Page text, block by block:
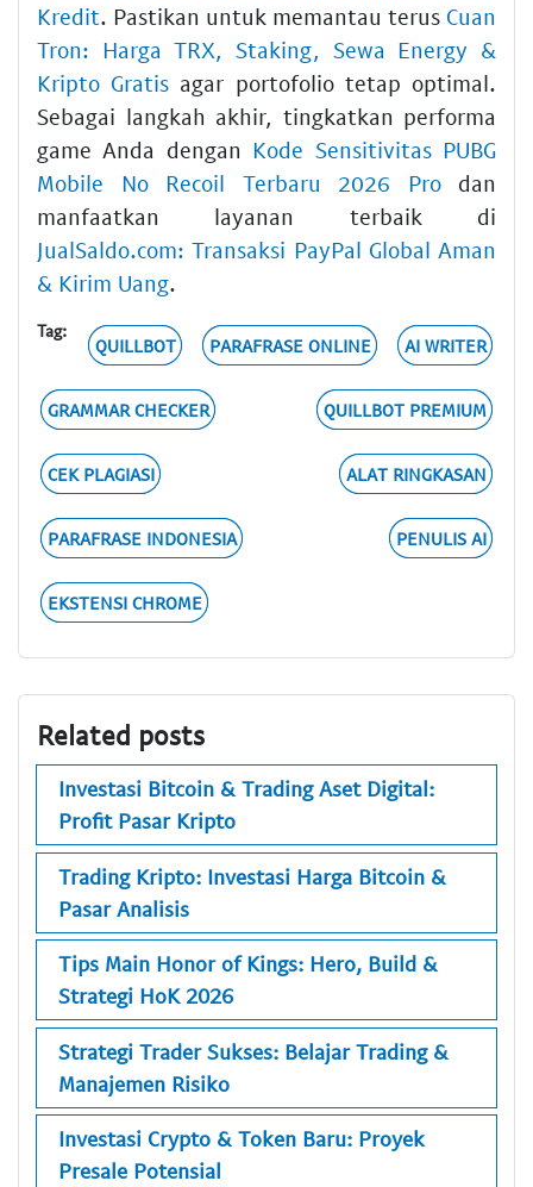
Kredit. Pastikan untuk memantau terus Cuan
Tron: Harga TRX, Staking, Sewa Energy &
Kripto Gratis agar portofolio tetap optimal.
Sebagai langkah akhir, tingkatkan performa
game Anda dengan Kode Sensitivitas PUBG
Mobile No Recoil Terbaru 2026 Prodan
manfaatkan layanan terbaik di
JualSaldo.com: Transaksi PayPal Global Aman
& Kirim Uang.
Tag:
QUILLBOT PARAFRASE ONLINE AI WRITER
GRAMMAR CHECKER QUILLBOT PREMIUM
CEK PLAGIASI ALAT RINGKASAN
PARAFRASE INDONESIA PENULIS AI
EKSTENSI CHROME
Related posts
Investasi Bitcoin & Trading Aset Digital:
Profit Pasar Kripto
Trading Kripto: Investasi Harga Bitcoin &
Pasar Analisis
Tips Main Honor of Kings: Hero, Build &
Strategi HoK 2026
Strategi Trader Sukses: Belajar Trading &
Manajemen Risiko
Investasi Crypto & Token Baru: Proyek
Presale Potensial